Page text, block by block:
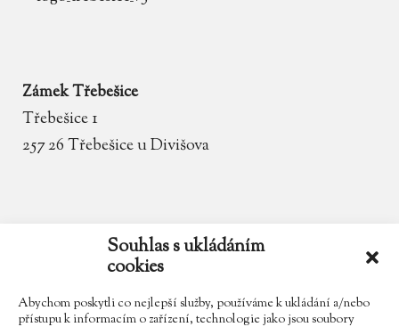
Souhlas s ukládáním
cookies
Abychom poskytli co nejlepší služby, používáme k ukládání a/nebo
přístupu k informacím o zařízení, technologie jako jsou soubory
Zámek Třebešice
Třebešice 1
257 26 Třebešice u Divišova
zamek.trebesice@volny.cz
602 354 467